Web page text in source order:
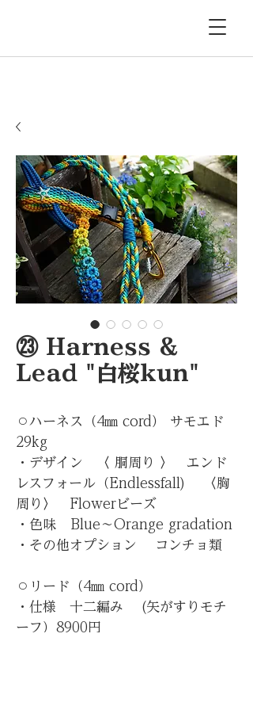
㉓ Harness &
Lead "白桜kun"
⚪︎ハーネス（4㎜ cord） サモエド
29kg
・デザイン 〈 胴周り 〉 エンド
レスフォール（Endlessfall) 〈胸
周り〉 Flowerビーズ
・色味 Blue〜Orange gradation
・その他オプション コンチョ類
⚪︎リード（4㎜ cord）
・仕様 十二編み (矢がすりモチ
ーフ）8900円